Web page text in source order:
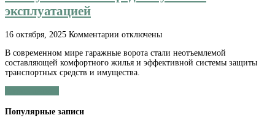
эксплуатацией
16 октября, 2025 Комментарии к
Подъемные
секционные
ворота
отключены
В современном мире гаражные ворота стали неотъемлемой
составляющей комфортного жилья и эффективной системы защиты
транспортных средств и имущества.
Популярные записи